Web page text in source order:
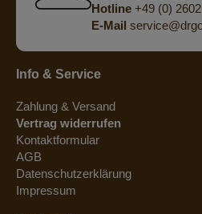
Hotline+49 (0)
E-Mail
Info & Service
Zahlung & Versand
Vertrag widerrufen
Kontaktformular
AGB
Datenschutzerklärung
Impressum